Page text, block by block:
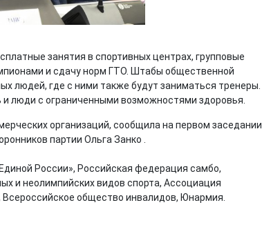
занятия в спортивных центрах, групповые
и сдачу норм ГТО. Штабы общественной
людей, где с ними также будут заниматься тренеры.
люди с ограниченными возможностями здоровья.
организаций, сообщила на первом заседании
партии Ольга Занко .
России», Российская федерация самбо,
и неолимпийских видов спорта, Ассоциация
общество инвалидов, Юнармия.